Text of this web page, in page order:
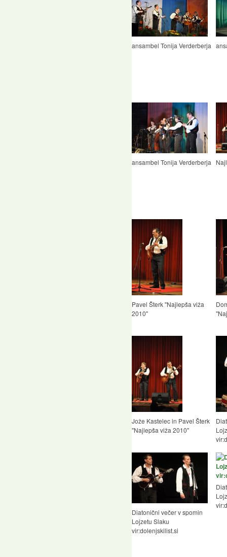
ansambel Tonija Verderberja
ansambel Tonija Verderberja
Pavel Šterk "Najlepša viža
2010"
Jože Kastelec in Pavel Šterk
"Najlepša viža 2010"
Diatonični večer v spomin
Lojzetu Slaku
vir:dolenjskilist.si